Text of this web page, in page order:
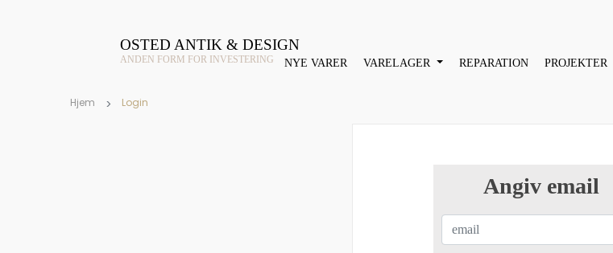
OSTED ANTIK & DESIGN
ANDEN FORM FOR INVESTERING NYE VARER VARELAGER REPARATION PROJEKTER
Hjem Login
Angiv email